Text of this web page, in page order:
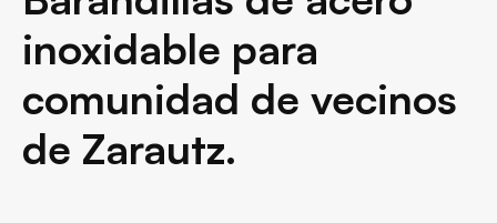
inoxidable para
comunidad de vecinos
de Zarautz.